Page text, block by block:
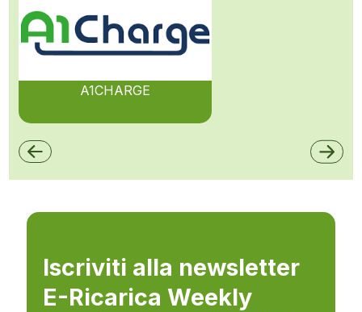
A1CHARGE
Iscriviti alla newsletter
E-Ricarica Weekly